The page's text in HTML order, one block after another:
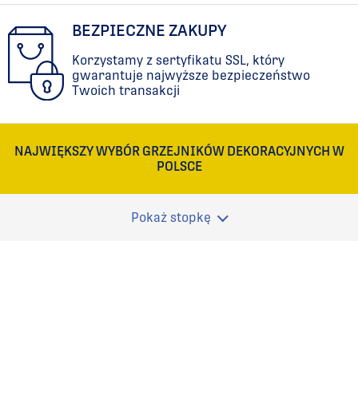
BEZPIECZNE ZAKUPY
Korzystamy z sertyfikatu SSL, który
gwarantuje najwyższe bezpieczeństwo
Twoich transakcji
NAJWIĘKSZY WYBÓR GRZEJNIKÓW DEKORACYJNYCH W
POLSCE
Pokaż stopkę